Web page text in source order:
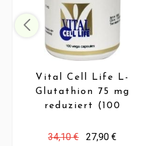
Vital Cell Life L-
Glutathion 75 mg
reduziert (100
34,10 €
27,90 €